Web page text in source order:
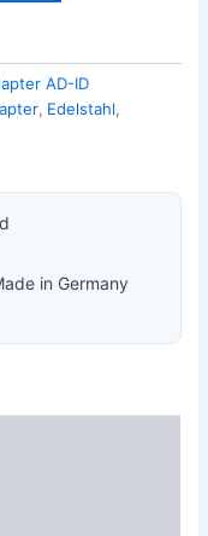
AD-ID
, Edelstahl,
in Germany